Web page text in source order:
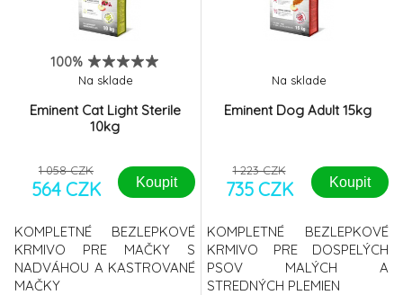
100%
Eminent Cat Light Sterile
10kg
Na sklade
1 058 CZK
564 CZK Koupit
KOMPLETNÉ BEZLEPKOVÉ
KRMIVO PRE MAČKY S
NADVÁHOU A KASTROVANÉ
MAČKY
Eminent Dog Adult 15kg
Na sklade
1 223 CZK
735 CZK Koupit
KOMPLETNÉ BEZLEPKOVÉ
KRMIVO PRE DOSPELÝCH
PSOV MALÝCH A
STREDNÝCH PLEMIEN